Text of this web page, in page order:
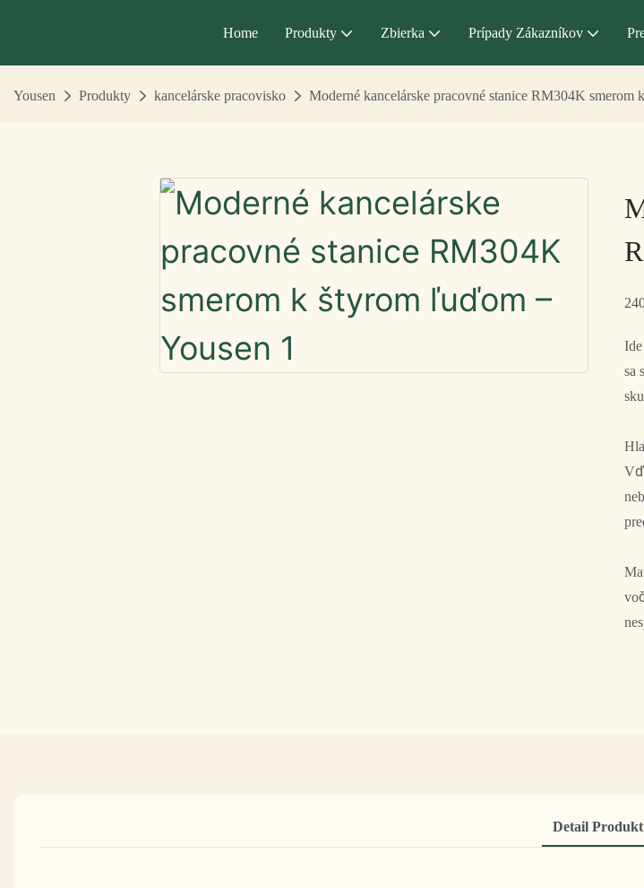
Home Produkty Zbierka Prípady Zákazníkov
Yousen Produkty kancelárske pracovisko Moderné kancelárske pracovné stanice RM304K
sa
Detail